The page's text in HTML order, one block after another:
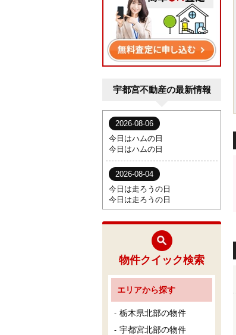
宇都宮不動産の最新情報
物件クイック検索
エリアから探す
栃木県北部の物件
宇都宮北部の物件